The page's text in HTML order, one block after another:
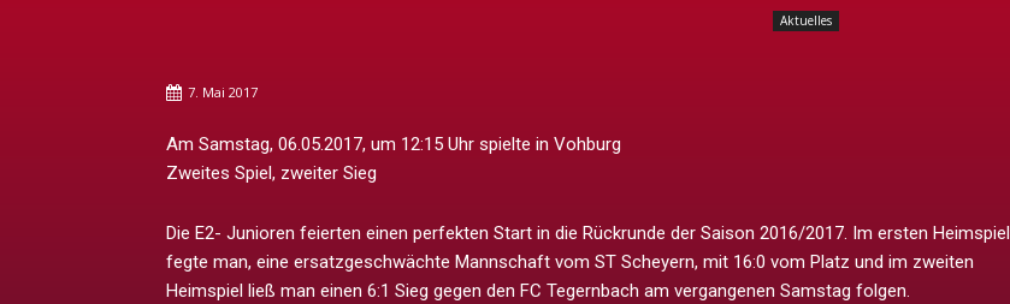
Aktuelles
7. Mai 2017
Am Samstag, 06.05.2017, um 12:15 Uhr spielte in Vohburg
Zweites Spiel, zweiter Sieg
Die E2- Junioren feierten einen perfekten Start in die Rückrunde der Saison 2016/2017. Im ersten Heimspiel
fegte man, eine ersatzgeschwächte Mannschaft vom ST Scheyern, mit 16:0 vom Platz und im zweiten
Heimspiel ließ man einen 6:1 Sieg gegen den FC Tegernbach am vergangenen Samstag folgen.